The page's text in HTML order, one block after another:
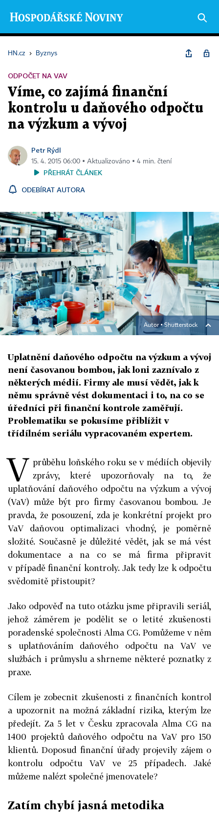
HN.cz › Byznys
ODPOČET NA VAV
Víme, co zajímá finanční
kontrolu u daňového odpočtu
na výzkum a vývoj
Petr Rýdl
15. 4. 2015 06:00 ▪ Aktualizováno ▪ 4 min. čtení
PŘEHRÁT ČLÁNEK
ODEBÍRAT AUTORA
Autor ▪Shutterstock
Uplatnění daňového odpočtu na výzkum a vývoj
není časovanou bombou, jak loni zaznívalo z
některých médií. Firmy ale musí vědět, jak k
němu správně vést dokumentaci i to, na co se
úředníci při finanční kontrole zaměřují.
Problematiku se pokusíme přiblížit v
třídílném seriálu vypracovaném expertem.
V průběhu loňského roku se v médiích objevily
zprávy, které upozorňovaly na to, že
uplatňování daňového odpočtu na výzkum a vývoj
(VaV) může být pro firmy časovanou bombou. Je
pravda, že posouzení, zda je konkrétní projekt pro
VaV daňovou optimalizaci vhodný, je poměrně
složité. Současně je důležité vědět, jak se má vést
dokumentace a na co se má firma připravit
v případě finanční kontroly. Jak tedy lze k odpočtu
svědomitě přistoupit?
Jako odpověď na tuto otázku jsme připravili seriál,
jehož záměrem je podělit se o letité zkušenosti
poradenské společnosti Alma CG. Pomůžeme v něm
s uplatňováním daňového odpočtu na VaV ve
službách i průmyslu a shrneme některé poznatky z
praxe.
Cílem je zobecnit zkušenosti z finančních kontrol
a upozornit na možná základní rizika, kterým lze
předejít. Za 5 let v Česku zpracovala Alma CG na
1400 projektů daňového odpočtu na VaV pro 150
klientů. Doposud finanční úřady projevily zájem o
kontrolu odpočtu VaV ve 25 případech. Jaké
můžeme nalézt společné jmenovatele?
Zatím chybí jasná metodika